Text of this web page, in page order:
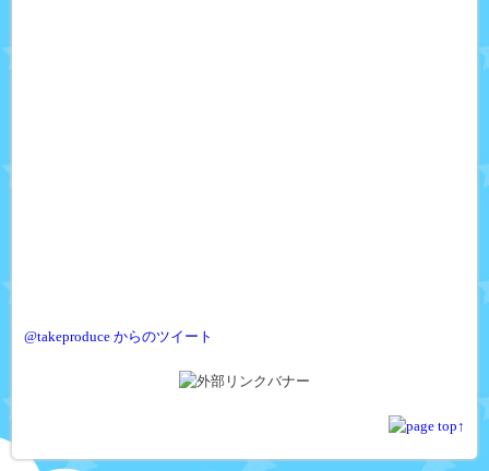
@takeproduce からのツイート